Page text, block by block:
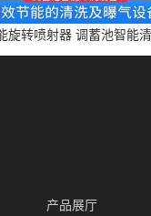
旋转喷射器 调蓄池智能
点对点面对面旋转清洗
产品展厅